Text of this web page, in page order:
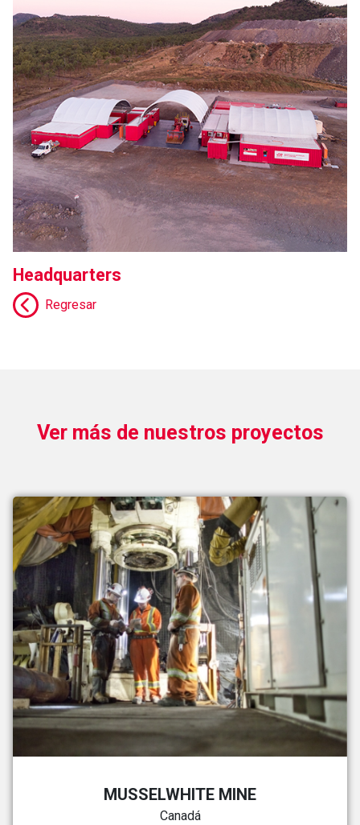
Headquarters
Regresar
Ver más de nuestros proyectos
MUSSELWHITE MINE
Canadá